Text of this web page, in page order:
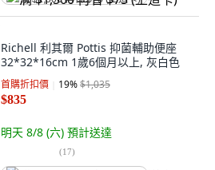
Richell 利其爾 Pottis 抑菌輔助便座
32*32*16cm 1歲6個月以上, 灰白色
首購折扣價 19%$1,035
$835
明天 8/8 (六) 預計送達
(17)